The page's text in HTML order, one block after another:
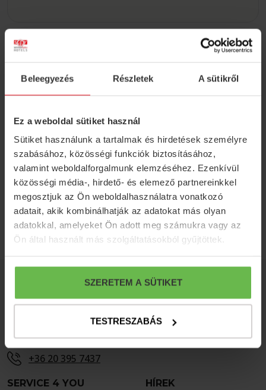
Beleegyezés Részletek A sütikről
Ez a weboldal sütiket használ
Sütiket használunk a tartalmak és hirdetések személyre
szabásához, közösségi funkciók biztosításához,
valamint weboldalforgalmunk elemzéséhez. Ezenkívül
közösségi média-, hirdető- és elemező partnereinkkel
megosztjuk az Ön weboldalhasználatra vonatkozó
adatait, akik kombinálhatják az adatokat más olyan
adatokkal, amelyeket Ön adott meg számukra vagy az
Ön által használt más szolgáltatásokból gyűjtöttek.
SZERETEM A SÜTIKET
TESTRESZABÁS
Hírlevél feliratkozás
Iratkozzon fel hírlevelünkre, hogy azonnal
megkapja legjobb ajánlatainkat, aktuális
híreinket!
FELIRATKOZOM
ELÉRHETŐSÉGEK
H-1072 Budapest VII. kerület, Nyár u. 6.
+36 20 395 7437
SERVICE 4 YOU HÍREK